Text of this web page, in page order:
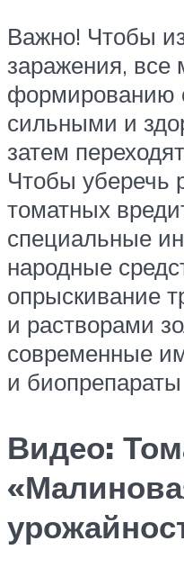
Важно! Чтобы
заражения, все
формированию
сильными и
затем
Чтобы уберечь
томатных
специальные
народные
опрыскивание
и растворами
современные
и биопрепараты
Видео: